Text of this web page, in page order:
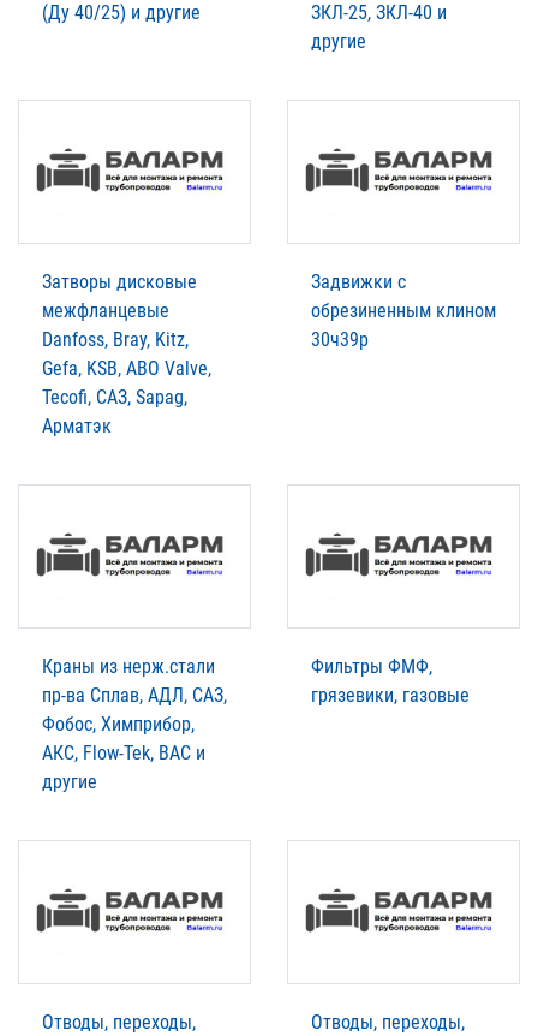
(Ду 40/25) и другие
ЗКЛ-25, ЗКЛ-40 и
другие
Затворы дисковые
межфланцевые
Danfoss, Bray, Kitz,
Gefa, KSB, ABO Valve,
Tecofi, САЗ, Sapag,
Арматэк
Задвижки с
обрезиненным клином
30ч39р
Краны из нерж.стали
пр-ва Сплав, АДЛ, САЗ,
Фобос, Химприбор,
АКС, Flow-Tek, BAC и
другие
Фильтры ФМФ,
грязевики, газовые
Отводы, переходы,
Отводы, переходы,